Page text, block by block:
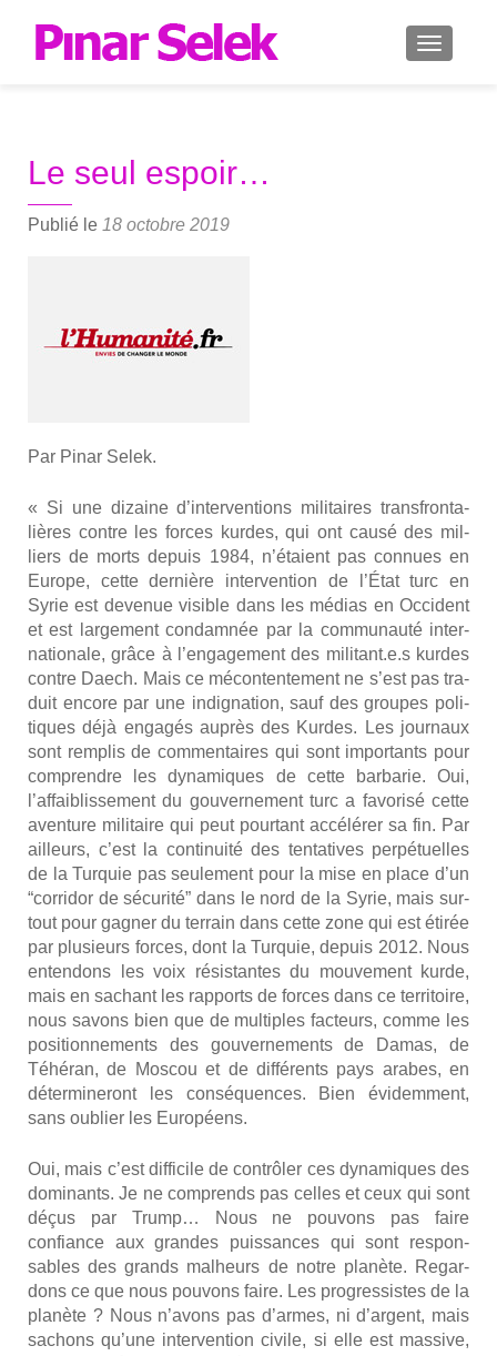
Le seul espoir…
Publié le 18 octobre 2019
Par Pinar Selek.
« Si une dizaine d’interventions mili­taires trans­fron­ta­
lières contre les forces kurdes, qui ont cau­sé des mil­
liers de morts depuis 1984, n’étaient pas connues en
Europe, cette der­nière inter­ven­tion de l’État turc en
Syrie est deve­nue visible dans les médias en Occi­dent
et est lar­ge­ment condam­née par la com­mu­nau­té inter­
na­tio­nale, grâce à l’engagement des militant.e.s kurdes
contre Daech. Mais ce mécon­ten­te­ment ne s’est pas tra­
duit encore par une indi­gna­tion, sauf des groupes poli­
tiques déjà enga­gés auprès des Kurdes. Les jour­naux
sont rem­plis de com­men­taires qui sont impor­tants pour
com­prendre les dyna­miques de cette bar­ba­rie. Oui,
l’affaiblissement du gou­ver­ne­ment turc a favo­ri­sé cette
aven­ture mili­taire qui peut pour­tant accé­lé­rer sa fin. Par
ailleurs, c’est la conti­nui­té des ten­ta­tives per­pé­tuelles
de la Tur­quie pas seule­ment pour la mise en place d’un
“cor­ri­dor de sécu­ri­té” dans le nord de la Syrie, mais sur­
tout pour gagner du ter­rain dans cette zone qui est éti­rée
par plu­sieurs forces, dont la Tur­quie, depuis 2012. Nous
enten­dons les voix résis­tantes du mou­ve­ment kurde,
mais en sachant les rap­ports de forces dans ce ter­ri­toire,
nous savons bien que de mul­tiples fac­teurs, comme les
posi­tion­ne­ments des gou­ver­ne­ments de Damas, de
Téhé­ran, de Mos­cou et de dif­fé­rents pays arabes, en
déter­mi­ne­ront les consé­quences. Bien évi­dem­ment,
sans oublier les Euro­péens.
Oui, mais c’est dif­fi­cile de contrô­ler ces dyna­miques des
domi­nants. Je ne com­prends pas celles et ceux qui sont
déçus par Trump… Nous ne pou­vons pas faire
confiance aux grandes puis­sances qui sont res­pon­
sables des grands mal­heurs de notre pla­nète. Regar­
dons ce que nous pou­vons faire. Les pro­gres­sistes de la
pla­nète ? Nous n’avons pas d’armes, ni d’argent, mais
sachons qu’une inter­ven­tion civile, si elle est mas­sive,